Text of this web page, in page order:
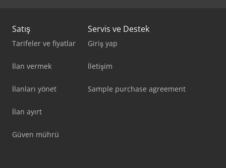
Satış
Tarifeler ve fiyatlar
İlan vermek
İlanları yönet
İlan ayırt
Güven mührü
Servis ve Destek
Giriş yap
İletişim
Sample purchase agreement